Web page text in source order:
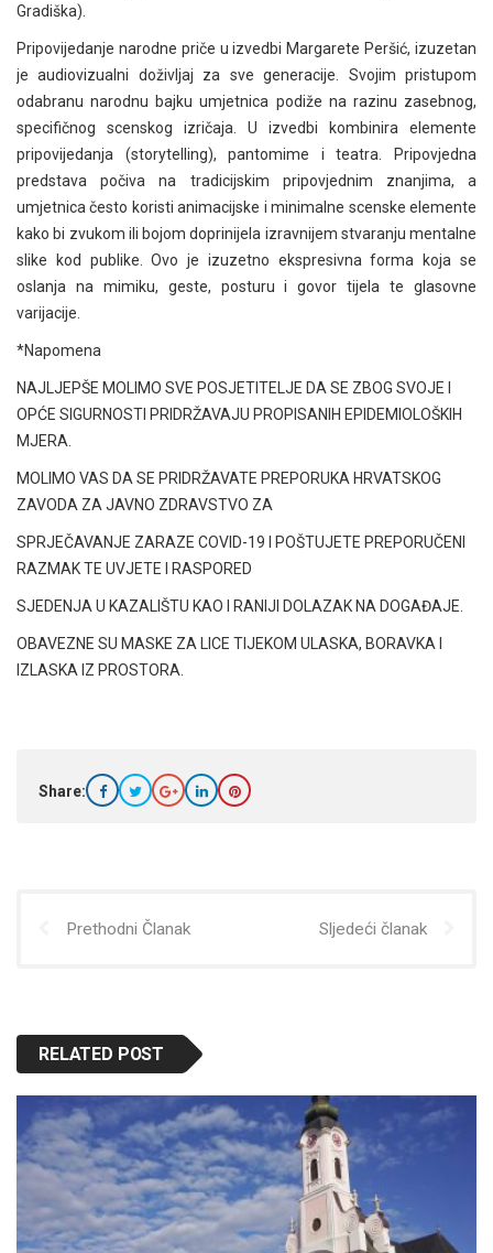
Gradiška).
Pripovijedanje narodne priče u izvedbi Margarete Peršić, izuzetan
je audiovizualni doživljaj za sve generacije. Svojim pristupom
odabranu narodnu bajku umjetnica podiže na razinu zasebnog,
specifičnog scenskog izričaja. U izvedbi kombinira elemente
pripovijedanja (storytelling), pantomime i teatra. Pripovjedna
predstava počiva na tradicijskim pripovjednim znanjima, a
umjetnica često koristi animacijske i minimalne scenske elemente
kako bi zvukom ili bojom doprinijela izravnijem stvaranju mentalne
slike kod publike. Ovo je izuzetno ekspresivna forma koja se
oslanja na mimiku, geste, posturu i govor tijela te glasovne
varijacije.
*Napomena
NAJLJEPŠE MOLIMO SVE POSJETITELJE DA SE ZBOG SVOJE I
OPĆE SIGURNOSTI PRIDRŽAVAJU PROPISANIH EPIDEMIOLOŠKIH
MJERA.
MOLIMO VAS DA SE PRIDRŽAVATE PREPORUKA HRVATSKOG
ZAVODA ZA JAVNO ZDRAVSTVO ZA
SPRJEČAVANJE ZARAZE COVID-19 I POŠTUJETE PREPORUČENI
RAZMAK TE UVJETE I RASPORED
SJEDENJA U KAZALIŠTU KAO I RANIJI DOLAZAK NA DOGAĐAJE.
OBAVEZNE SU MASKE ZA LICE TIJEKOM ULASKA, BORAVKA I
IZLASKA IZ PROSTORA.
Share:
Prethodni Članak Sljedeći članak
RELATED POST